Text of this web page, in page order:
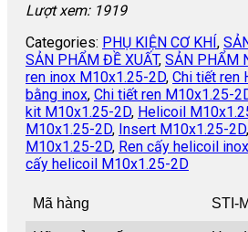
Lượt xem: 1919
Categories: PHỤ KIỆN CƠ KHÍ,
SẢN PHẨM ĐỀ XUẤT, SẢN PHẨM
ren inox M10x1.25-2D, Chi tiết ren
bằng inox, Chi tiết ren M10x1.25-
kit M10x1.25-2D, Helicoil
M10x1.25-2D, Insert M10x1.25-2D,
M10x1.25-2D, Ren cấy helicoil
cấy helicoil M10x1.25-2D
Mã hàng STI-